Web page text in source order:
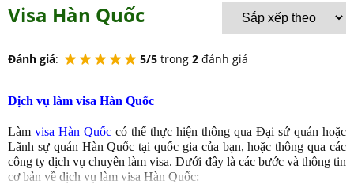
Visa Hàn Quốc
Đánh giá: 5/5 trong 2 đánh giá
Dịch vụ làm visa Hàn Quốc
Làm visa Hàn Quốc có thể thực hiện thông qua Đại sứ quán hoặc
Lãnh sự quán Hàn Quốc tại quốc gia của bạn, hoặc thông qua các
công ty dịch vụ chuyên làm visa. Dưới đây là các bước và thông tin
cơ bản về dịch vụ làm visa Hàn Quốc: